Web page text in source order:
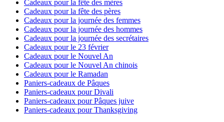
Cadeaux pour la fête des mères
Cadeaux pour la fête des pères
Cadeaux pour la journée des femmes
Cadeaux pour la journée des hommes
Cadeaux pour la journée des secrétaires
Cadeaux pour le 23 février
Cadeaux pour le Nouvel An
Cadeaux pour le Nouvel An chinois
Cadeaux pour le Ramadan
Paniers-cadeaux de Pâques
Paniers-cadeaux pour Divali
Paniers-cadeaux pour Pâques juive
Paniers-cadeaux pour Thanksgiving